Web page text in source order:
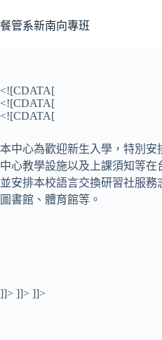
餐管系新南向專班
<![CDATA[
<![CDATA[
<![CDATA[
本中心為歡迎新生入學，特別安
中心教學設施以及上課須知等在
並安排本校語言交換研習社服務
圖書館、體育館等。
]]> ]]> ]]>